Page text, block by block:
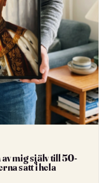
mig själv till 50-
satt i hela